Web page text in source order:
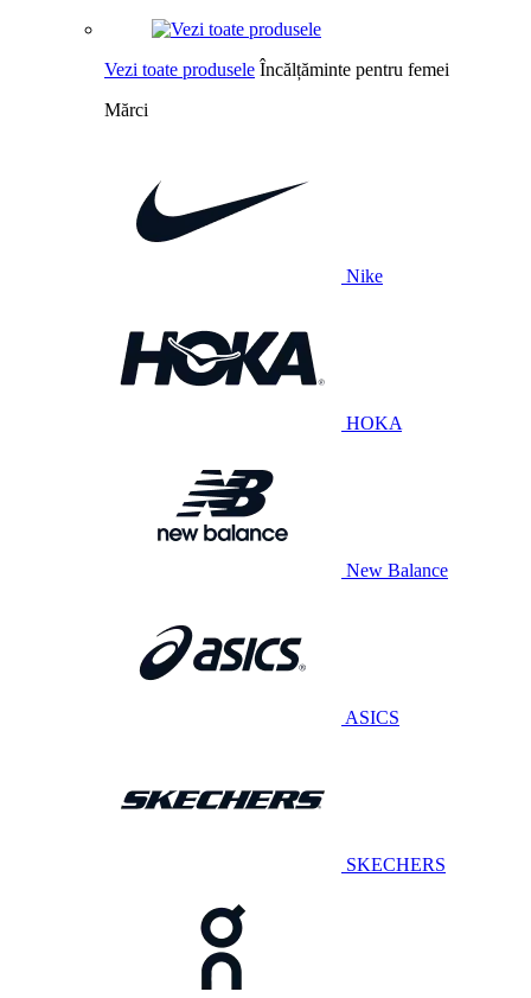
Vezi toate produsele Încălțăminte pentru femei
Mărci
Nike
HOKA
New Balance
ASICS
SKECHERS